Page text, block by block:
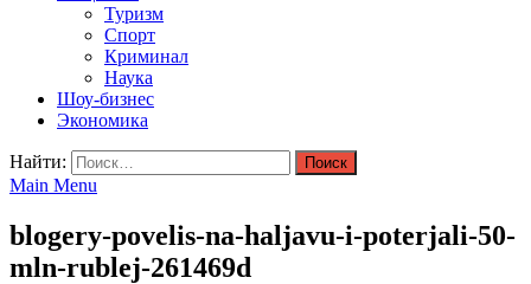
Туризм
Спорт
Криминал
Наука
Шоу-бизнес
Экономика
Найти:
Main Menu
blogery-povelis-na-haljavu-i-poterjali-50-
mln-rublej-261469d